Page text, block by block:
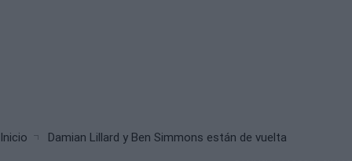
Breadcrumb
Inicio Damian Lillard y Ben Simmons están de vuelta